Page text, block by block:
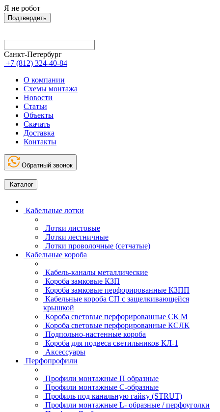
Я не робот
Подтвердить
Санкт-Петербург
+7 (812) 324-40-84
О компании
Схемы монтажа
Новости
Статьи
Объекты
Скачать
Доставка
Контакты
Обратный звонок
Каталог
Кабельные лотки
Лотки листовые
Лотки лестничные
Лотки проволочные (сетчатые)
Кабельные короба
Кабель-каналы металлические
Короба замковые КЗП
Короба замковые перфорированные КЗПП
Кабельные короба СП с защелкивающейся
крышкой
Короба световые перфорированные СК М
Короба световые перфорированные КСЛК
Подпольно-настенные короба
Короба для подвеса светильников КЛ-1
Аксессуары
Перфопрофили
Профили монтажные П образные
Профили монтажные C-образные
Профиль под канальную гайку (STRUT)
Профили монтажные L- образные / перфоуголки